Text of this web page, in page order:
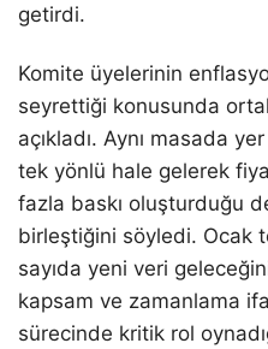
getirdi.
Komite üyelerinin
seyrettiği konusunda
açıkladı. Aynı masada
tek yönlü hale gelerek
fazla baskı oluşturduğu
birleştiğini söyledi. Ocak
sayıda yeni veri
kapsam ve zamanlama
sürecinde kritik rol